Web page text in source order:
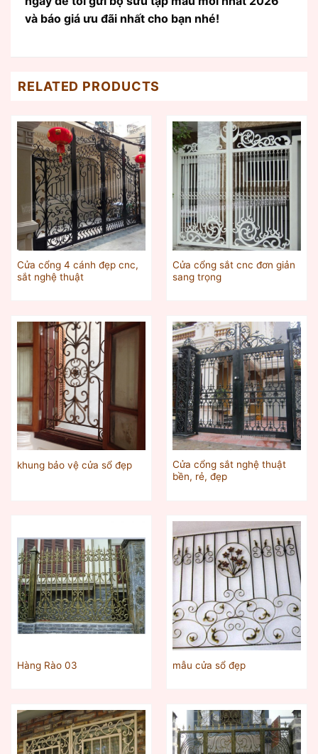
và báo giá ưu đãi nhất cho bạn nhé!
RELATED PRODUCTS
Cửa cổng 4 cánh đẹp cnc,
sắt nghệ thuật
Cửa cổng sắt cnc đơn giản
sang trọng
khung bảo vệ cửa sổ đẹp
Cửa cổng sắt nghệ thuật
bền, rẻ, đẹp
Hàng Rào 03 mẫu cửa sổ đẹp